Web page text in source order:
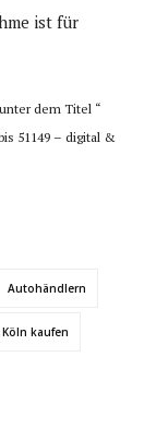
ist für
dem Titel “
51149 – digital &
Autohändlern
kaufen